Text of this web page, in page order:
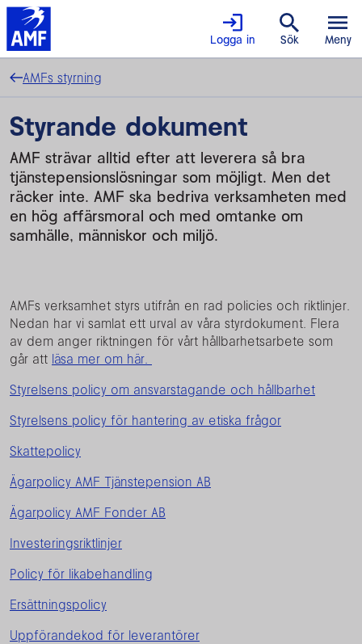
Logga in Sök Meny
AMFs styrning
Styrande dokument
AMF strävar alltid efter att leverera så bra
tjänstepensionslösningar som möjligt. Men det
räcker inte. AMF ska bedriva verksamheten med
en hög affärsmoral och med omtanke om
samhälle, människor och miljö.
AMFs verksamhet styrs utifrån en rad policies och riktlinjer.
Nedan har vi samlat ett urval av våra styrdokument. Flera
av dem anger riktningen för vårt hållbarhetsarbete som
går att läsa mer om här.
Styrelsens policy om ansvarstagande och hållbarhet
Styrelsens policy för hantering av etiska frågor
Skattepolicy
Ägarpolicy AMF Tjänstepension AB
Ägarpolicy AMF Fonder AB
Investeringsriktlinjer
Policy för likabehandling
Ersättningspolicy
Uppförandekod för leverantörer